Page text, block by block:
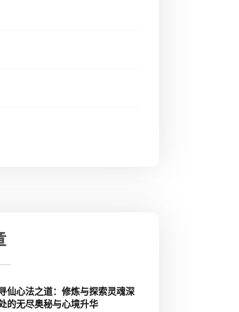
仙心法之道：修炼与探索灵魂深
的无尽奥秘与心境升华